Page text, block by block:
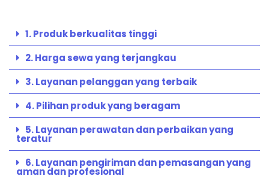
1. Produk berkualitas tinggi
2. Harga sewa yang terjangkau
3. Layanan pelanggan yang terbaik
4. Pilihan produk yang beragam
5. Layanan perawatan dan perbaikan yang
teratur
6. Layanan pengiriman dan pemasangan yang
aman dan profesional